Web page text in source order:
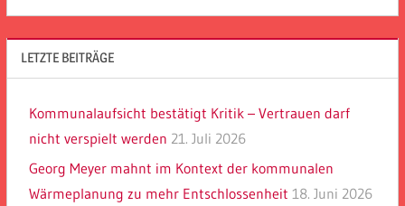
LETZTE BEITRÄGE
Kommunalaufsicht bestätigt Kritik – Vertrauen darf
nicht verspielt werden 21. Juli 2026
Georg Meyer mahnt im Kontext der kommunalen
Wärmeplanung zu mehr Entschlossenheit 18. Juni 2026